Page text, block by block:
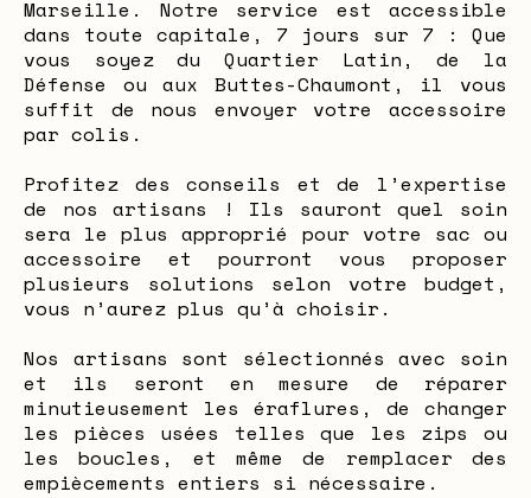
Marseille. Notre service est accessible
dans toute capitale, 7 jours sur 7 : Que
vous soyez du Quartier Latin, de la
Défense ou aux Buttes-Chaumont, il vous
suffit de nous envoyer votre accessoire
par colis.
Profitez des conseils et de l’expertise
de nos artisans ! Ils sauront quel soin
sera le plus approprié pour votre sac ou
accessoire et pourront vous proposer
plusieurs solutions selon votre budget,
vous n’aurez plus qu’à choisir.
Nos artisans sont sélectionnés avec soin
et ils seront en mesure de réparer
minutieusement les éraflures, de changer
les pièces usées telles que les zips ou
les boucles, et même de remplacer des
empiècements entiers si nécessaire.